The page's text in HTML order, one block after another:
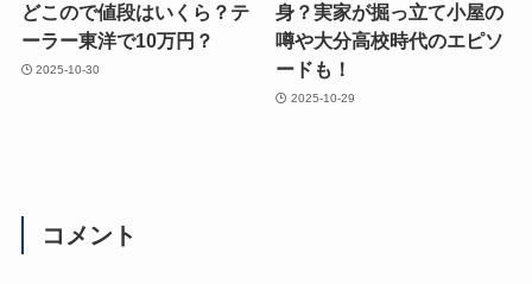
どこので値段はいくら？テ
ーラー東洋で10万円？
2025-10-30
身？実家が掘っ立て小屋の
噂や大分高校時代のエピソ
ードも！
2025-10-29
コメント